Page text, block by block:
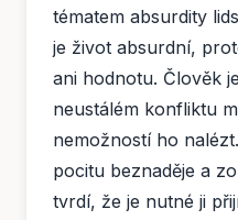
tématem absurdity
je život absurdní,
ani hodnotu. Člověk
neustálém konfliktu
nemožností ho
pocitu beznaděje a
tvrdí, že je nutné ji